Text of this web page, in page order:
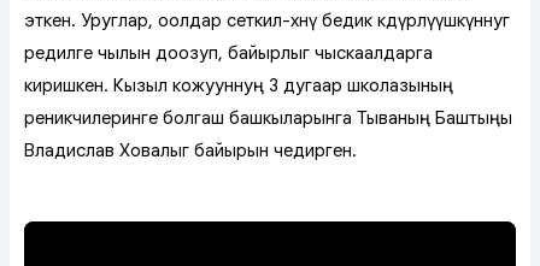
эткен. Уруглар, оолдар сеткил-хөөнү бедик көдүрлүүшкүннуг
өөредилге чылын доозуп, байырлыг чыскаалдарга
киришкен. Кызыл кожууннуң 3 дугаар школазының
өөреникчилеринге болгаш башкыларынга Тываның Баштыңы
Владислав Ховалыг байырын чедирген.